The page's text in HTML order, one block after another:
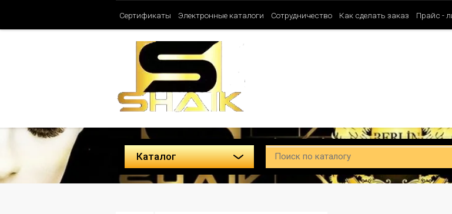
Сертификаты Электронные каталоги Сотрудничество Как сделать заказ Прайс -
Таблица ароматов SHAIK (Женские)
Политика конфиденциальности
Каталог